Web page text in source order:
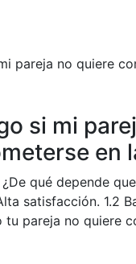
si mi
en
¿De qué depende
satisfacción. 1.2
tu pareja no quiere